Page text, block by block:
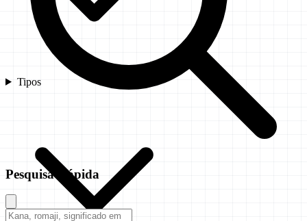
Tipos
Pesquisa Rápida